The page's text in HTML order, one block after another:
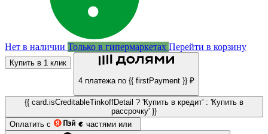
Нет в наличии Только в гипермаркетах Перейти в корзину
Купить в 1 клик
4 платежа по {{ firstPayment }} ₽
{{ card.isCreditableTinkoffDetail ? 'Купить в кредит' : 'Купить в
рассрочку' }}
Оплатить с
частями или